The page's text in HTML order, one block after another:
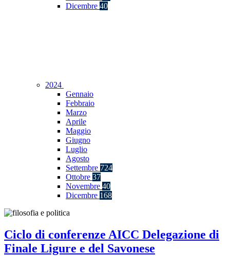
Dicembre 40
2024
Gennaio
Febbraio
Marzo
Aprile
Maggio
Giugno
Luglio
Agosto
Settembre 724
Ottobre 37
Novembre 40
Dicembre 168
Ciclo di conferenze AICC Delegazione di
Finale Ligure e del Savonese